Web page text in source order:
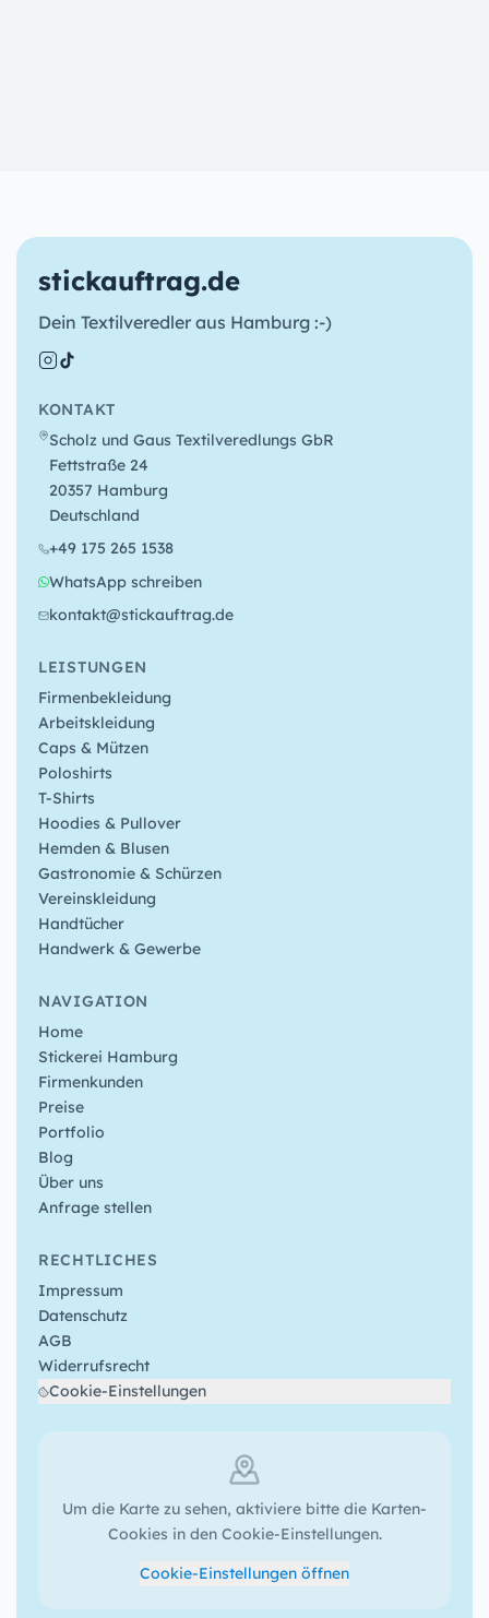
stickauftrag.de
Dein Textilveredler aus Hamburg :-)
KONTAKT
Scholz und Gaus Textilveredlungs GbR
Fettstraße 24
20357 Hamburg
Deutschland
+49 175 265 1538
WhatsApp schreiben
kontakt@stickauftrag.de
LEISTUNGEN
Firmenbekleidung
Arbeitskleidung
Caps & Mützen
Poloshirts
T-Shirts
Hoodies & Pullover
Hemden & Blusen
Gastronomie & Schürzen
Vereinskleidung
Handtücher
Handwerk & Gewerbe
NAVIGATION
Home
Stickerei Hamburg
Firmenkunden
Preise
Portfolio
Blog
Über uns
Anfrage stellen
RECHTLICHES
Impressum
Datenschutz
AGB
Widerrufsrecht
Cookie-Einstellungen
Um die Karte zu sehen, aktiviere bitte die Karten-
Cookies in den Cookie-Einstellungen.
Cookie-Einstellungen öffnen